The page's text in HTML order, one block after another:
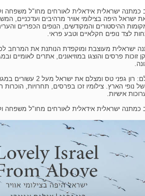
כמתנה ישראלית אידאלית לאורחים מחו"ל משפחה
היפה בצילומי אוויר מרהיבים ועדכניים,
ההיסטורים והמקודשים, הנופים הכפריים
לצד נופים חקלאיים וטבע פראי.
זוכות פרסים והוצגו במוזיאונים, אתרים לאומיים
על המחבר\צלם: רון גפני
של נופי הארץ. צילומיו זכו בפרסים, תחרויות,
אישיות.
כמתנה ישראלית אידאלית לאורחים מחו"ל משפחה